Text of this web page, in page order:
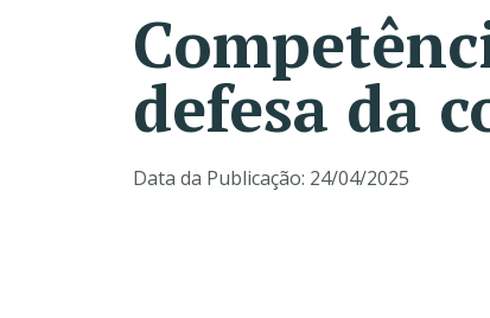
defesa da
Data da Publicação: 24/04/2025